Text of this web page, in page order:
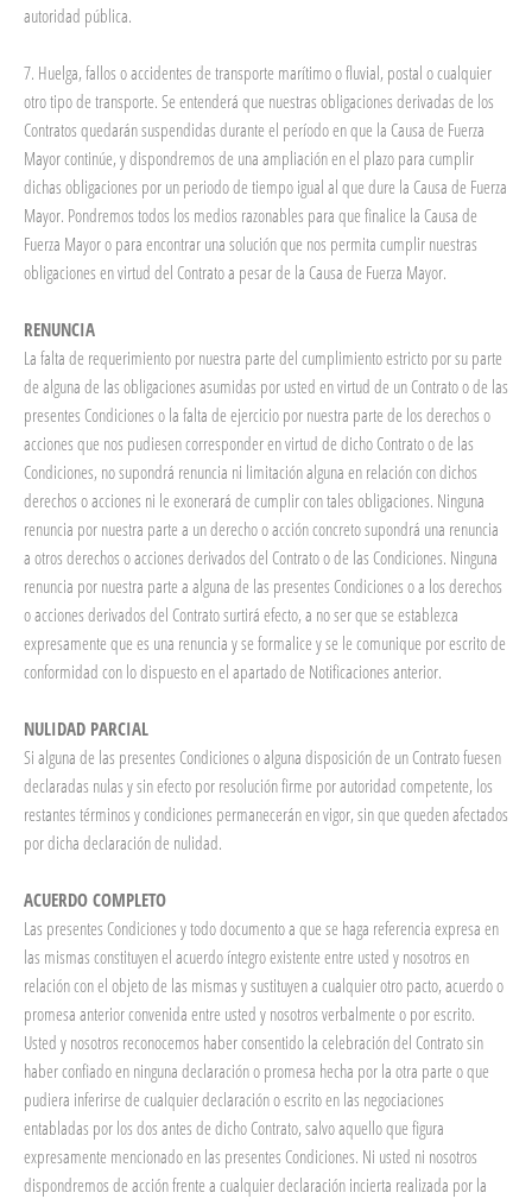
autoridad pública.
7. Huelga, fallos o accidentes de transporte marítimo o fluvial, postal o cualquier
otro tipo de transporte. Se entenderá que nuestras obligaciones derivadas de los
Contratos quedarán suspendidas durante el período en que la Causa de Fuerza
Mayor continúe, y dispondremos de una ampliación en el plazo para cumplir
dichas obligaciones por un periodo de tiempo igual al que dure la Causa de Fuerza
Mayor. Pondremos todos los medios razonables para que finalice la Causa de
Fuerza Mayor o para encontrar una solución que nos permita cumplir nuestras
obligaciones en virtud del Contrato a pesar de la Causa de Fuerza Mayor.
RENUNCIA
La falta de requerimiento por nuestra parte del cumplimiento estricto por su parte
de alguna de las obligaciones asumidas por usted en virtud de un Contrato o de las
presentes Condiciones o la falta de ejercicio por nuestra parte de los derechos o
acciones que nos pudiesen corresponder en virtud de dicho Contrato o de las
Condiciones, no supondrá renuncia ni limitación alguna en relación con dichos
derechos o acciones ni le exonerará de cumplir con tales obligaciones. Ninguna
renuncia por nuestra parte a un derecho o acción concreto supondrá una renuncia
a otros derechos o acciones derivados del Contrato o de las Condiciones. Ninguna
renuncia por nuestra parte a alguna de las presentes Condiciones o a los derechos
o acciones derivados del Contrato surtirá efecto, a no ser que se establezca
expresamente que es una renuncia y se formalice y se le comunique por escrito de
conformidad con lo dispuesto en el apartado de Notificaciones anterior.
NULIDAD PARCIAL
Si alguna de las presentes Condiciones o alguna disposición de un Contrato fuesen
declaradas nulas y sin efecto por resolución firme por autoridad competente, los
restantes términos y condiciones permanecerán en vigor, sin que queden afectados
por dicha declaración de nulidad.
ACUERDO COMPLETO
Las presentes Condiciones y todo documento a que se haga referencia expresa en
las mismas constituyen el acuerdo íntegro existente entre usted y nosotros en
relación con el objeto de las mismas y sustituyen a cualquier otro pacto, acuerdo o
promesa anterior convenida entre usted y nosotros verbalmente o por escrito.
Usted y nosotros reconocemos haber consentido la celebración del Contrato sin
haber confiado en ninguna declaración o promesa hecha por la otra parte o que
pudiera inferirse de cualquier declaración o escrito en las negociaciones
entabladas por los dos antes de dicho Contrato, salvo aquello que figura
expresamente mencionado en las presentes Condiciones. Ni usted ni nosotros
dispondremos de acción frente a cualquier declaración incierta realizada por la